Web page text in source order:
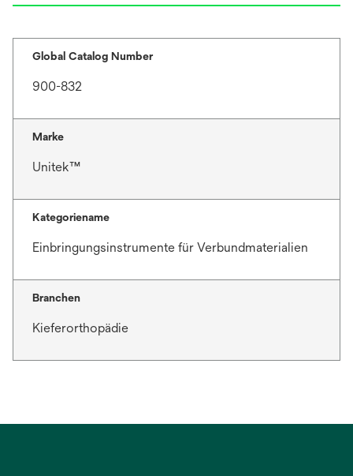
Global Catalog Number
900-832
Marke
Unitek™
Kategoriename
Einbringungsinstrumente für Verbundmaterialien
Branchen
Kieferorthopädie